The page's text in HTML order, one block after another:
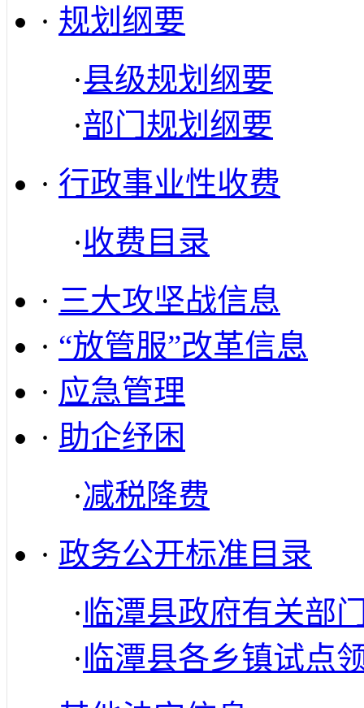
· 规划纲要
·县级规划纲要
·部门规划纲要
· 行政事业性收费
·收费目录
· 三大攻坚战信息
· “放管服”改革信息
· 应急管理
· 助企纾困
·减税降费
· 政务公开标准目录
·临潭县政府有关部
·临潭县各乡镇试点